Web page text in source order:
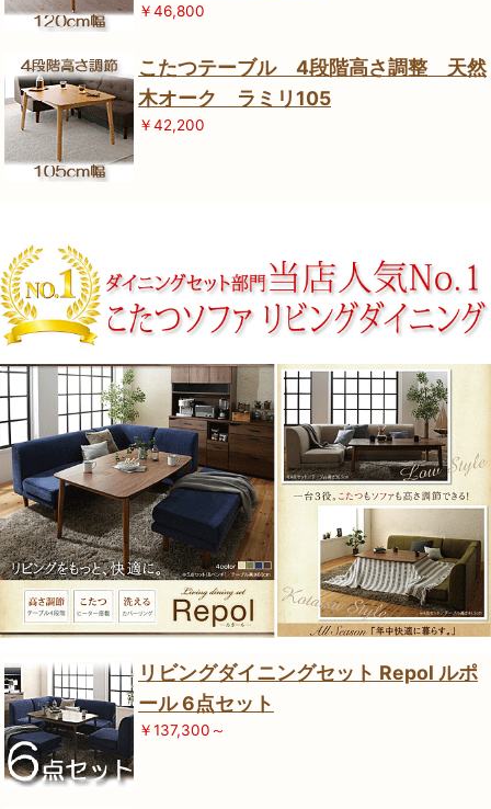
￥46,800
こたつテーブル 4段階高さ調整 天然
木オーク ラミリ105
￥42,200
リビングダイニングセット Repol ルポ
ール 6点セット
￥137,300～